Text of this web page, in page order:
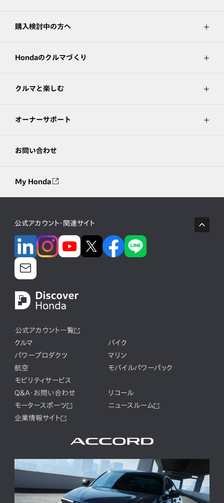
購入検討中の方へ
Hondaのクルマづくり
クルマと楽しむ
オーナーサポート
お問い合わせ
My Honda
公式アカウント・関連サイト
公式アカウント一覧
クルマ
バイク
パワープロダクツ
マリン
航空
モバイルパワーパック
モビリティサービス
Q&A・お問い合わせ
リコール
モータースポーツ
ニュースルーム
企業情報サイト